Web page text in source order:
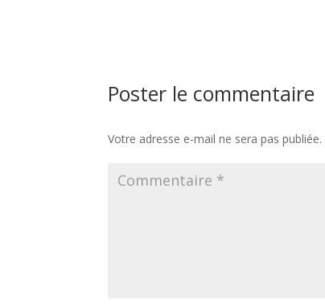
Poster le commentaire
Votre adresse e-mail ne sera pas publiée.